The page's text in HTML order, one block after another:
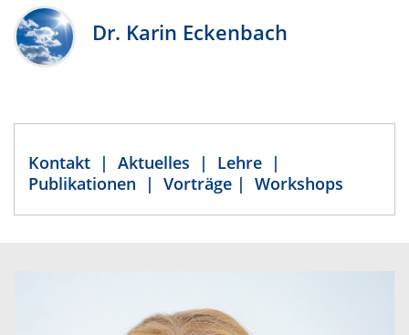
Dr. Karin Eckenbach
Kontakt | Aktuelles | Lehre |
Publikationen | Vorträge | Workshops